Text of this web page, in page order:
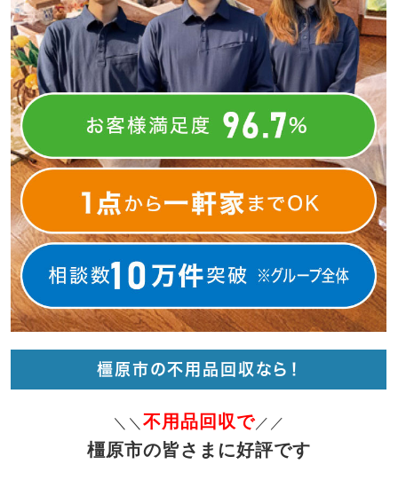
橿原市の不用品回収なら！
＼＼ 不用品回収で／／
橿原市の皆さまに好評です